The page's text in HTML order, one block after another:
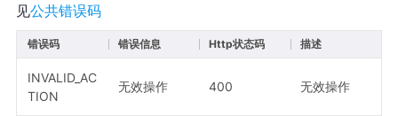
见公共错误码
错误码 错误信息 Http状态码 描述
INVALID_AC
TION
无效操作 400 无效操作